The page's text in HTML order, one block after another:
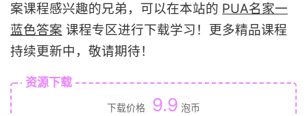
案课程感兴趣的兄弟，可以在本站的 PUA名家一
蓝色答案 课程专区进行下载学习！更多精品课程
持续更新中，敬请期待！
资源下载
下载价格 9.9 泡币